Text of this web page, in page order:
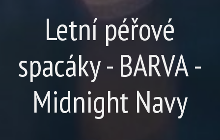
Letní péřové
spacáky - BARVA -
Midnight Navy